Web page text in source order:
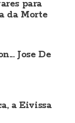
para
da Morte
Jose De
a Eivissa